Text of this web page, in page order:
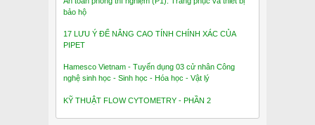
bảo hộ
17 LƯU Ý ĐỂ NÂNG CAO TÍNH CHÍNH XÁC CỦA
PIPET
Hamesco Vietnam - Tuyển dụng 03 cử nhân Công
nghệ sinh học - Sinh học - Hóa học - Vật lý
KỸ THUẬT FLOW CYTOMETRY - PHẦN 2